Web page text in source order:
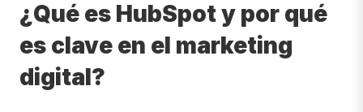
¿Qué es HubSpot y por qué
es clave en el marketing
digital?